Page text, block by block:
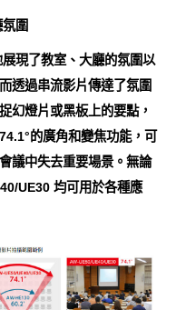
圍
現了教室、大廳的氛圍以
透過串流影片傳達了氛圍
幻燈片或黑板上的要點，
的廣角和變焦功能，可
議中失去重要場景。無論
UE30 均可用於各種應